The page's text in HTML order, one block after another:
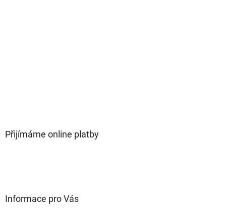
Přijímáme online platby
Informace pro Vás